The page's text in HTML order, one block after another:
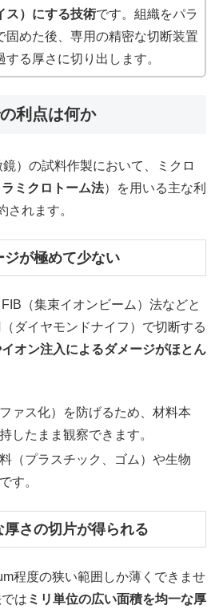
ス）にする技術です。組織をパラ
固めた後、専用の精密な切断装置
する厚さに切り出します。
利点は何か
）の試料作製において、ミクロ
ミクロトーム法）を用いる主な利
されます。
が極めて少ない
（集束イオンビーム）法などと
ダイヤモンドナイフ）で切断する
オン注入によるダメージがほとん
ァス化）を防げるため、材料本
したまま観察できます。
（プラスチック、ゴム）や生物
す。
さの切片が得られる
程度の狭い範囲しか薄くできませ
は ミリ単位の広い面積を均一な厚